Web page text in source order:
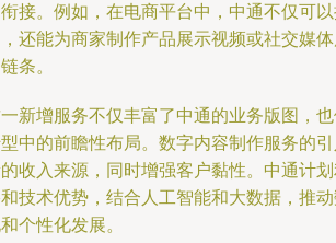
接。例如，在电商平台中，中通不仅可
还能为商家制作产品展示视频或社交媒
条。
新增服务不仅丰富了中通的业务版图，
中的前瞻性布局。数字内容制作服务的
收入来源，同时增强客户黏性。中通计
技术优势，结合人工智能和大数据，推
个性化发展。